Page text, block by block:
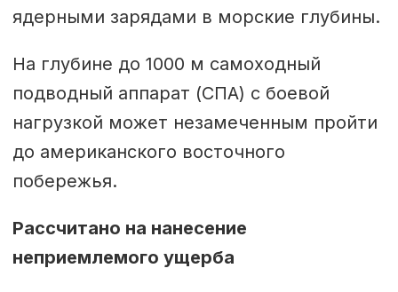
ядерными зарядами в морские глубины.
На глубине до 1000 м самоходный
подводный аппарат (СПА) с боевой
нагрузкой может незамеченным пройти
до американского восточного
побережья.
Рассчитано на нанесение
неприемлемого ущерба